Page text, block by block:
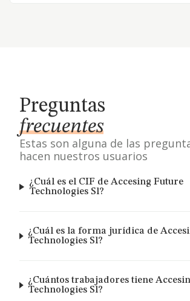
Preguntas
frecuentes
Estas son alguna de las
hacen nuestros usuarios
¿Cuál es el CIF de Accesing Future
Technologies Sl?
¿Cuál es la forma jurídica de
Technologies Sl?
¿Cuántos trabajadores tiene
Technologies Sl?